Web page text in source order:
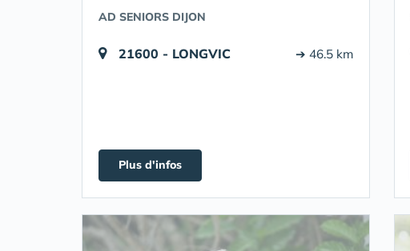
AD SENIORS DIJON
21600 - LONGVIC ➔ 46.5 km
Plus d'infos